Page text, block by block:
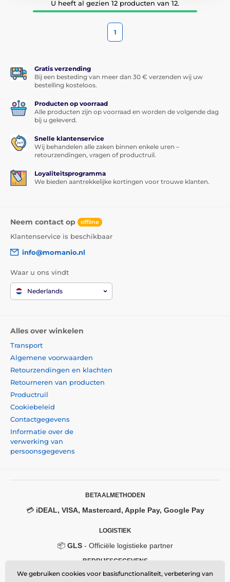
U heeft al gezien 12 producten van 12.
1
Gratis verzending
Bij een besteding van meer dan 30 € verzenden wij uw
bestelling kosteloos.
Producten op voorraad
Alle producten zijn op voorraad en worden de volgende dag
bij u geleverd.
Snelle klantenservice
Wij behandelen alle zaken binnen enkele uren –
retourzendingen, vragen of productruil.
Loyaliteitsprogramma
We bieden aantrekkelijke kortingen voor trouwe klanten.
Neem contact op offline
Klantenservice is beschikbaar
info@momanio.nl
Waar u ons vindt
Nederlands
Alles over winkelen
Transport
Algemene voorwaarden
Retourzendingen en klachten
Retourneren van producten
Productruil
Cookiebeleid
Contactgegevens
Informatie over de
verwerking van
persoonsgegevens
BETAALMETHODEN
💳 iDEAL, VISA, Mastercard, Apple Pay, Google Pay
LOGISTIEK
📦 GLS- Officiële logistieke partner
BEDRIJFSGEGEVENS
Momanio s.r.o.
We gebruiken cookies voor basisfunctionaliteit, verbetering van